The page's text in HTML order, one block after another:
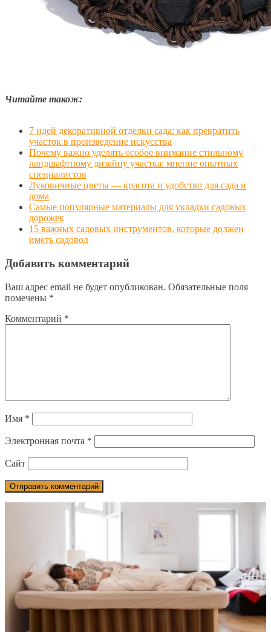
Читайте також:
7 идей декоративной отделки сада: как превратить
участок в произведение искусства
Почему важно уделять особое внимание стильному
ландшафтному дизайну участка: мнение опытных
специалистов
Луковичные цветы — красота и удобство для сада и
дома
Самые популярные материалы для укладки садовых
дорожек
15 важных садовых инструментов, которые должен
иметь садовод
Добавить комментарий
Ваш адрес email не будет опубликован. Обязательные поля
помечены *
Комментарий *
Имя *
Электронная почта *
Сайт